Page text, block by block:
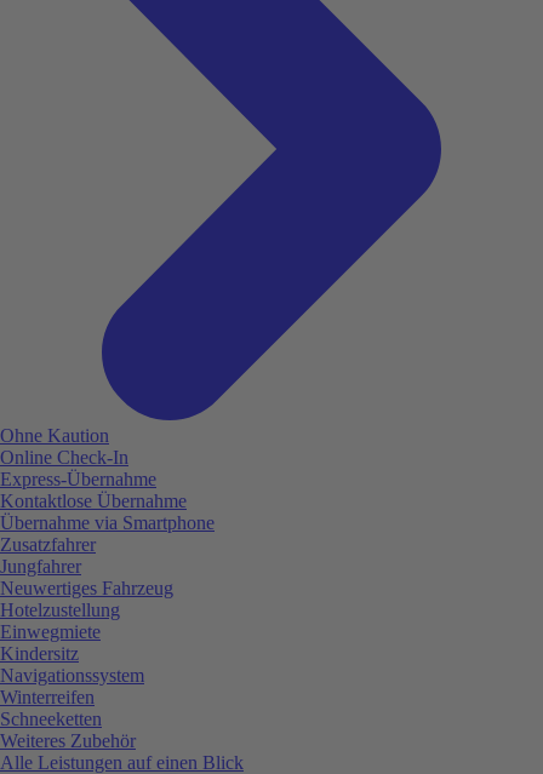
Ohne Kaution
Online Check-In
Express-Übernahme
Kontaktlose Übernahme
Übernahme via Smartphone
Zusatzfahrer
Jungfahrer
Neuwertiges Fahrzeug
Hotelzustellung
Einwegmiete
Kindersitz
Navigationssystem
Winterreifen
Schneeketten
Weiteres Zubehör
Alle Leistungen auf einen Blick